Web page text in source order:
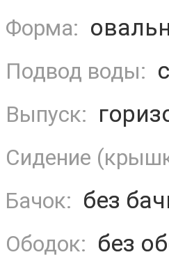
Форма:
Подвод воды:
Выпуск:
Сидение
Бачок: без
Ободок: без